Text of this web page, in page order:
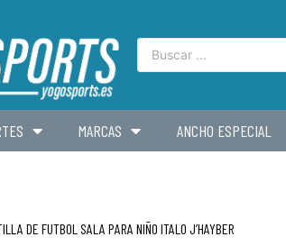
MARCAS ANCHO ESPECIAL
DE FUTBOL SALA PARA NIÑO ITALO J’HAYBER